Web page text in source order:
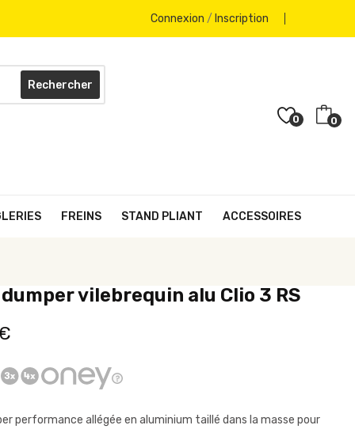
Connexion / Inscription
Rechercher
0 0
FREINS STAND PLIANT ACCESSOIRES
vilebrequin alu Clio 3 RS
performance allégée en aluminium taillé dans la masse pour